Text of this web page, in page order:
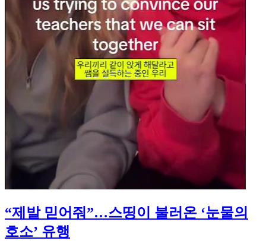
“제발 믿어줘”…스띵이 불러온 ‘눈물의
호소’ 유행